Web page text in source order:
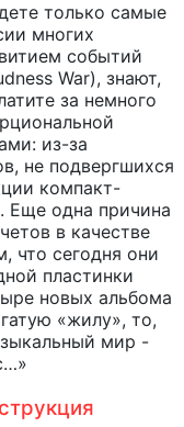
только самые
многих
событий
War), знают,
за немного
из-за
не подвергшихся
компакт-
Еще одна причина
в качестве
что сегодня они
пластинки
новых альбома
«жилу», то,
мир -